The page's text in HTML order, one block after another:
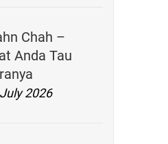
Chah –
Anda Tau
2026